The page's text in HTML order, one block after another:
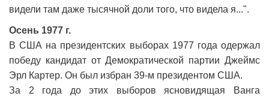
видели там даже тысячной доли того, что видела я...".
Осень 1977 г.
В США на президентских выборах 1977 года одержал
победу кандидат от Демократической партии Джеймс
Эрл Картер. Он был избран 39-м президентом США.
За 2 года до этих выборов ясновидящая Ванга